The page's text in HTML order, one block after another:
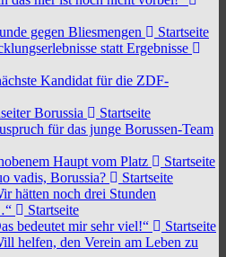
gegen Bliesmengen
Startseite
statt Ergebnisse
Kandidat für die ZDF-
Borussia
Startseite
für das junge Borussen-Team
Haupt vom Platz
Startseite
vadis, Borussia?
Startseite
hätten noch drei Stunden
Startseite
bedeutet mir sehr viel!“
Startseite
helfen, den Verein am Leben zu